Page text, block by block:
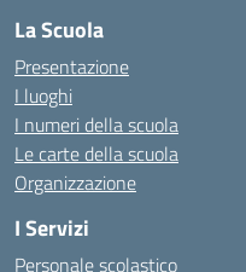
La Scuola
Presentazione
I luoghi
I numeri della scuola
Le carte della scuola
Organizzazione
I Servizi
Personale scolastico